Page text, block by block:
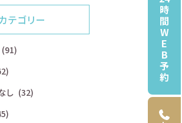
テゴリー
(91)
し (32)
時
間
W
E
B
予
約